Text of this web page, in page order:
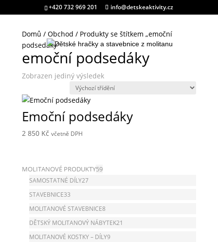
+420 732 969 201 info@detskeaktivity.cz
Domů / Obchod / Produkty se štítkem „emoční
podsedáky“
emoční podsedáky
Zobrazen jediný výsledek
Emoční podsedáky
2 850 Kč včetně DPH
MOLITANOVÉ PRODUKTY59
SAMOSTATNÉ DÍLY27
STAVEBNICE33
MOLITANOVÉ STAVEBNICE8
DĚTSKÝ MOLITANOVÝ NÁBYTEK21
MOLITANOVÉ KOSTKY – DÍLY9